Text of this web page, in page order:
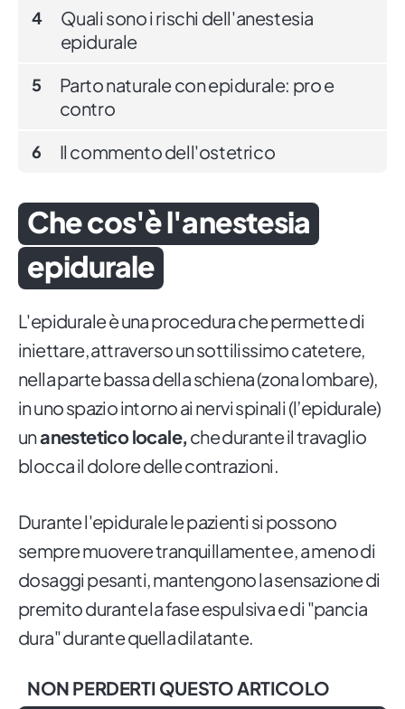
4
Quali sono i rischi dell'anestesia
epidurale
5
Parto naturale con epidurale: pro e
contro
6 Il commento dell'ostetrico
Che cos'è l'anestesia
epidurale
L'epidurale è una procedura che permette di
iniettare, attraverso un sottilissimo catetere,
nella parte bassa della schiena (zona lombare),
in uno spazio intorno ai nervi spinali (l’epidurale)
unanestetico locale, che durante il travaglio
blocca il dolore delle contrazioni.
Durante l'epidurale le pazienti si possono
sempre muovere tranquillamente e, a meno di
dosaggi pesanti, mantengono la sensazione di
premito durante la fase espulsiva e di "pancia
dura" durante quella dilatante.
NON PERDERTI QUESTO ARTICOLO